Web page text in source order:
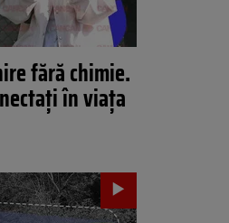
fără chimie.
în viața